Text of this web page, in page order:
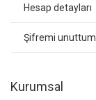
Hesap detayları
Şifremi unuttum
Kurumsal